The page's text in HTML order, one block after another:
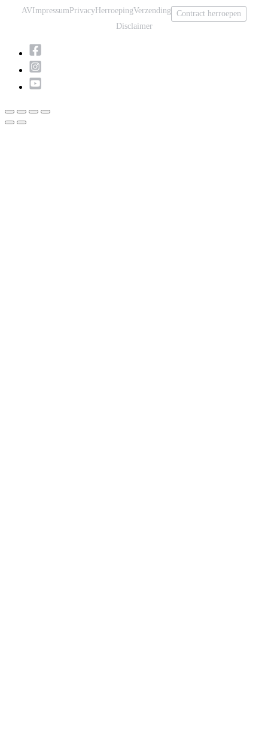
AVImpressum Privacy HerroepingVerzending
Contract herroepen
Disclaimer